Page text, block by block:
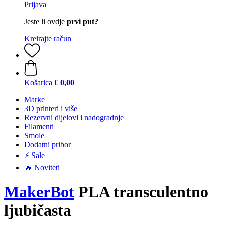
Prijava
Jeste li ovdje prvi put?
Kreirajte račun
Košarica € 0,00
Marke
3D printeri i više
Rezervni dijelovi i nadogradnje
Filamenti
Smole
Dodatni pribor
⚡ Sale
🔥 Noviteti
MakerBot PLA transculentno
ljubičasta